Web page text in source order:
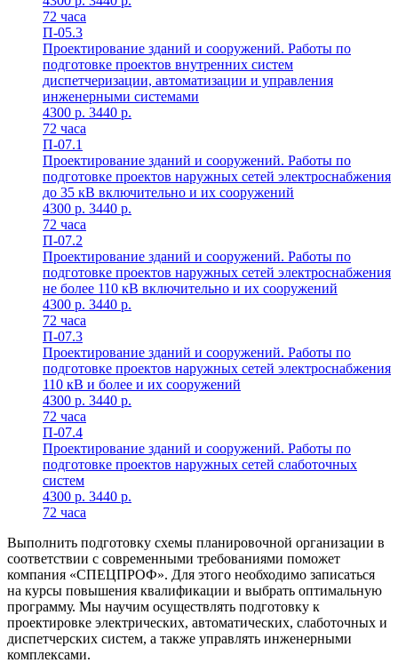
72 часа
П-05.3
Проектирование зданий и сооружений. Работы по
подготовке проектов внутренних систем
диспетчеризации, автоматизации и управления
инженерными системами
4300 p. 3440 p.
72 часа
П-07.1
Проектирование зданий и сооружений. Работы по
подготовке проектов наружных сетей электроснабжения
до 35 кВ включительно и их сооружений
4300 p. 3440 p.
72 часа
П-07.2
Проектирование зданий и сооружений. Работы по
подготовке проектов наружных сетей электроснабжения
не более 110 кВ включительно и их сооружений
4300 p. 3440 p.
72 часа
П-07.3
Проектирование зданий и сооружений. Работы по
подготовке проектов наружных сетей электроснабжения
110 кВ и более и их сооружений
4300 p. 3440 p.
72 часа
П-07.4
Проектирование зданий и сооружений. Работы по
подготовке проектов наружных сетей слаботочных
систем
4300 p. 3440 p.
72 часа
Выполнить подготовку схемы планировочной организации в
соответствии с современными требованиями поможет
компания «СПЕЦПРОФ». Для этого необходимо записаться
на курсы повышения квалификации и выбрать оптимальную
программу. Мы научим осуществлять подготовку к
проектировке электрических, автоматических, слаботочных и
диспетчерских систем, а также управлять инженерными
комплексами.